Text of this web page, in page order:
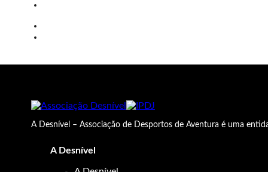
A Desnível – Associação de Desportos de Aventura é uma
A Desnível